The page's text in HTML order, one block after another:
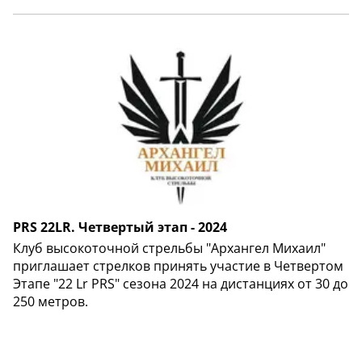
PRS 22LR. Четвертый этап - 2024
Клуб высокоточной стрельбы "Архангел Михаил"
приглашает стрелков принять участие в Четвертом
Этапе "22 Lr PRS" сезона 2024 на дистанциях от 30 до
250 метров.